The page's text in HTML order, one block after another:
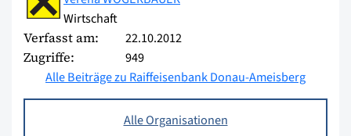
Wirtschaft
Verfasst am: 22.10.2012
Zugriffe:
949
Alle Beiträge zu Raiffeisenbank Donau-Ameisberg
Alle Organisationen